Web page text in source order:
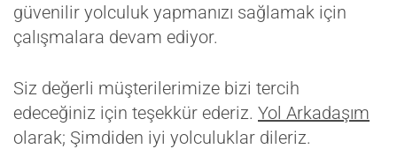
güvenilir yolculuk yapmanızı sağlamak için
çalışmalara devam ediyor.
Siz değerli müşterilerimize bizi tercih
edeceğiniz için teşekkür ederiz. Yol Arkadaşım
olarak; Şimdiden iyi yolculuklar dileriz.